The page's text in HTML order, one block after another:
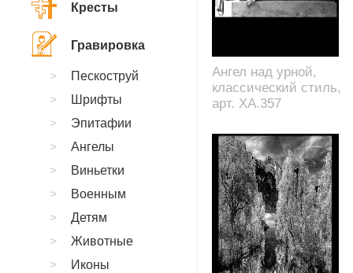
Ангел над урной,
классический стиль,
арт. XA.357
Кресты
Гравировка
Пескоструй
Шрифты
Эпитафии
Ангелы
Виньетки
Военным
Детям
Животные
Иконы